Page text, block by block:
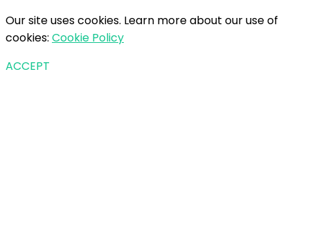
Our site uses cookies. Learn more about our use of
cookies: Cookie Policy
ACCEPT